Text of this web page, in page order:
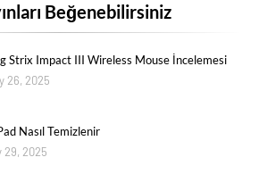
Beğenebilirsiniz
Strix Impact III Wireless Mouse İncelemesi
26, 2025
Nasıl Temizlenir
2025